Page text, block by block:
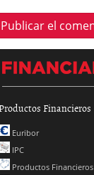
Productos Financieros
Euribor
IPC
Productos Financieros